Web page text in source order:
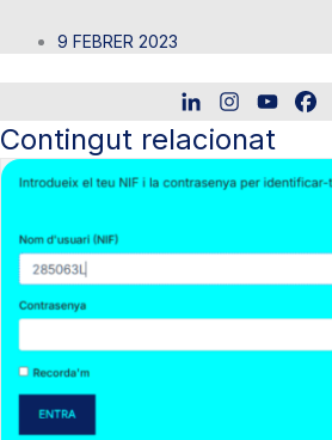
9 FEBRER 2023
Contingut relacionat